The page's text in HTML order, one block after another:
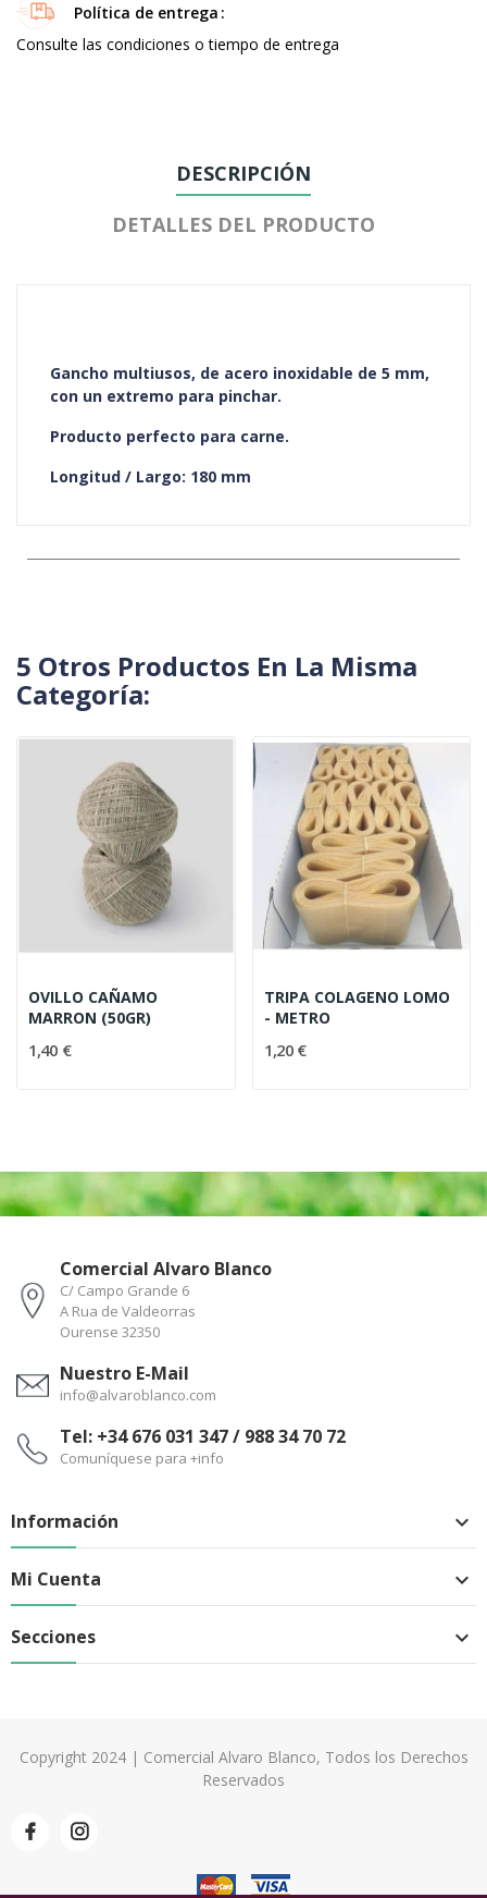
Política de entrega
Consulte las condiciones o tiempo de entrega
DESCRIPCIÓN
DETALLES DEL PRODUCTO
Gancho multiusos, de acero inoxidable de 5 mm,
con un extremo para pinchar.
Producto perfecto para carne.
Longitud / Largo: 180 mm
5 Otros Productos En La Misma
Categoría:
OVILLO CAÑAMO
MARRON (50GR)
1,40 €
TRIPA COLAGENO LOMO
- METRO
1,20 €
Comercial Alvaro Blanco
C/ Campo Grande 6
A Rua de Valdeorras
Ourense 32350
Nuestro E-Mail
info@alvaroblanco.com
Tel: +34 676 031 347 / 988 34 70 72
Comuníquese para +info
Información 
Mi Cuenta 
Secciones 
Copyright 2024 | Comercial Alvaro Blanco, Todos los Derechos
Reservados